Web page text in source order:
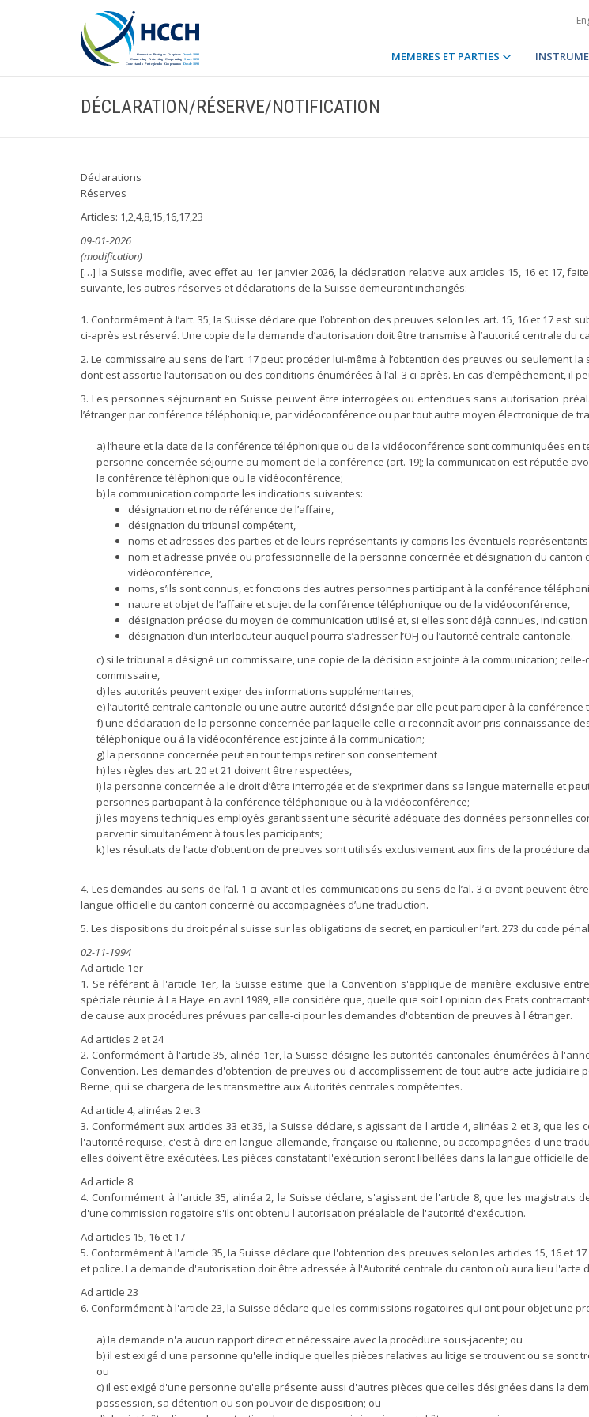
MEMBRES ET PARTIES
DÉCLARATION/RÉSERVE/NOTIFICATION
Déclarations
Réserves
Articles: 1,2,4,8,15,16,17,23
09-01-2026
(modification)
[…] la Suisse modifie, avec effet au 1er janvier 2026, la déclaration relative aux articles 15, 16 et 17,
suivante, les autres réserves et déclarations de la Suisse demeurant inchangés:
1. Conformément à l’art. 35, la Suisse déclare que l’obtention des preuves selon les art. 15, 16 et 17 est
ci-après est réservé. Une copie de la demande d’autorisation doit être transmise à l’autorité centrale du
2. Le commissaire au sens de l’art. 17 peut procéder lui-même à l’obtention des preuves ou
dont est assortie l’autorisation ou des conditions énumérées à l’al. 3 ci-après. En cas d’empêchement,
3. Les personnes séjournant en Suisse peuvent être interrogées ou entendues sans autorisation
l’étranger par conférence téléphonique, par vidéoconférence ou par tout autre moyen électronique de
a) l’heure et la date de la conférence téléphonique ou de la vidéoconférence sont communiquées en
personne concernée séjourne au moment de la conférence (art. 19); la communication est réputée
la conférence téléphonique ou la vidéoconférence;
b) la communication comporte les indications suivantes:
désignation et no de référence de l’affaire,
désignation du tribunal compétent,
noms et adresses des parties et de leurs représentants (y compris les éventuels représentants
nom et adresse privée ou professionnelle de la personne concernée et désignation du
vidéoconférence,
noms, s’ils sont connus, et fonctions des autres personnes participant à la conférence
nature et objet de l’affaire et sujet de la conférence téléphonique ou de la vidéoconférence,
désignation précise du moyen de communication utilisé et, si elles sont déjà connues, indication
désignation d’un interlocuteur auquel pourra s’adresser l’OFJ ou l’autorité centrale cantonale.
c) si le tribunal a désigné un commissaire, une copie de la décision est jointe à la communication;
commissaire,
d) les autorités peuvent exiger des informations supplémentaires;
e) l’autorité centrale cantonale ou une autre autorité désignée par elle peut participer à la
f) une déclaration de la personne concernée par laquelle celle-ci reconnaît avoir pris connaissance
téléphonique ou à la vidéoconférence est jointe à la communication;
g) la personne concernée peut en tout temps retirer son consentement
h) les règles des art. 20 et 21 doivent être respectées,
i) la personne concernée a le droit d’être interrogée et de s’exprimer dans sa langue maternelle et
personnes participant à la conférence téléphonique ou à la vidéoconférence;
j) les moyens techniques employés garantissent une sécurité adéquate des données personnelles
parvenir simultanément à tous les participants;
k) les résultats de l’acte d’obtention de preuves sont utilisés exclusivement aux fins de la procédure
4. Les demandes au sens de l’al. 1 ci-avant et les communications au sens de l’al. 3 ci-avant peuvent
langue officielle du canton concerné ou accompagnées d’une traduction.
5. Les dispositions du droit pénal suisse sur les obligations de secret, en particulier l’art. 273 du code
02-11-1994
Ad article 1er
1. Se référant à l'article 1er, la Suisse estime que la Convention s'applique de manière exclusive
spéciale réunie à La Haye en avril 1989, elle considère que, quelle que soit l'opinion des Etats
de cause aux procédures prévues par celle-ci pour les demandes d'obtention de preuves à l'étranger.
Ad articles 2 et 24
2. Conformément à l'article 35, alinéa 1er, la Suisse désigne les autorités cantonales énumérées à
Convention. Les demandes d'obtention de preuves ou d'accomplissement de tout autre acte
Berne, qui se chargera de les transmettre aux Autorités centrales compétentes.
Ad article 4, alinéas 2 et 3
3. Conformément aux articles 33 et 35, la Suisse déclare, s'agissant de l'article 4, alinéas 2 et 3, que
l'autorité requise, c'est-à-dire en langue allemande, française ou italienne, ou accompagnées d'une
elles doivent être exécutées. Les pièces constatant l'exécution seront libellées dans la langue officielle
Ad article 8
4. Conformément à l'article 35, alinéa 2, la Suisse déclare, s'agissant de l'article 8, que les
d'une commission rogatoire s'ils ont obtenu l'autorisation préalable de l'autorité d'exécution.
Ad articles 15, 16 et 17
5. Conformément à l'article 35, la Suisse déclare que l'obtention des preuves selon les articles 15, 16
et police. La demande d'autorisation doit être adressée à l'Autorité centrale du canton où aura lieu l'acte
Ad article 23
6. Conformément à l'article 23, la Suisse déclare que les commissions rogatoires qui ont pour objet une
a) la demande n'a aucun rapport direct et nécessaire avec la procédure sous-jacente; ou
b) il est exigé d'une personne qu'elle indique quelles pièces relatives au litige se trouvent ou se
ou
c) il est exigé d'une personne qu'elle présente aussi d'autres pièces que celles désignées dans la
possession, sa détention ou son pouvoir de disposition; ou